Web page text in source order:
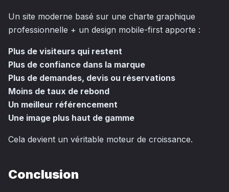
Un site moderne basé sur une charte graphique
professionnelle + un design mobile-first apporte :
Plus de visiteurs qui restent
Plus de confiance dans la marque
Plus de demandes, devis ou réservations
Moins de taux de rebond
Un meilleur référencement
Une image plus haut de gamme
Cela devient un véritable moteur de croissance.
Conclusion